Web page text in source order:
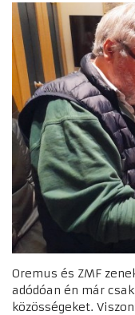
Oremus és ZMF
adódóan én már
közösségeket.